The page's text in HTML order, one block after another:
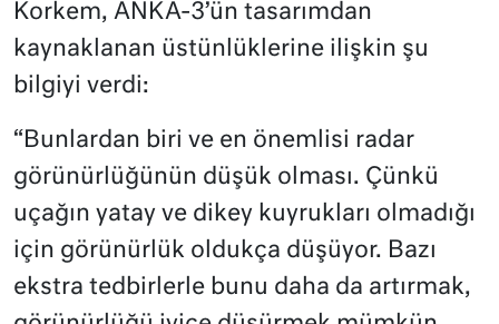
Korkem, ANKA-3’ün tasarımdan
kaynaklanan üstünlüklerine ilişkin şu
bilgiyi verdi:
“Bunlardan biri ve en önemlisi radar
görünürlüğünün düşük olması. Çünkü
uçağın yatay ve dikey kuyrukları olmadığı
için görünürlük oldukça düşüyor. Bazı
ekstra tedbirlerle bunu daha da artırmak,